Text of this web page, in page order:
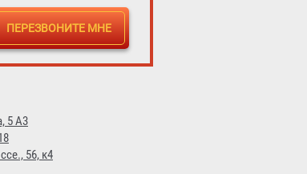
5 А3
56, к4